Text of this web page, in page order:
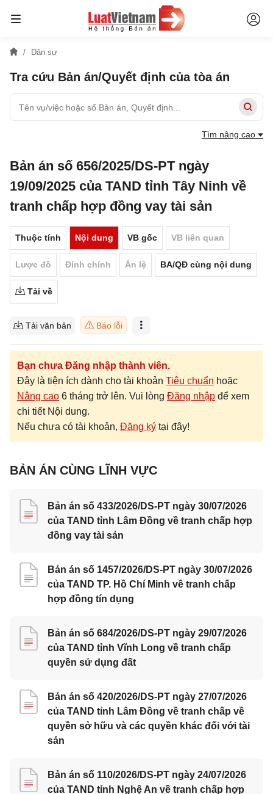
Dân sự
Tra cứu Bản án/Quyết định của tòa án
Tìm nâng cao
Bản án số 656/2025/DS-PT ngày
19/09/2025 của TAND tỉnh Tây Ninh về
tranh chấp hợp đồng vay tài sản
Thuộc tính Nội dung VB gốc VB liên quan
Lược đồ Đính chính Án lệ BA/QĐ cùng nội dung
Tải về
Tải văn bản Báo lỗi
Bạn chưa Đăng nhập thành viên.
Đây là tiện ích dành cho tài khoản Tiêu chuẩn hoặc
Nâng cao 6 tháng trở lên. Vui lòng Đăng nhập để xem
chi tiết Nội dung.
Nếu chưa có tài khoản, Đăng ký tại đây!
BẢN ÁN CÙNG LĨNH VỰC
Bản án số 433/2026/DS-PT ngày 30/07/2026
của TAND tỉnh Lâm Đồng về tranh chấp hợp
đồng vay tài sản
Bản án số 1457/2026/DS-PT ngày 30/07/2026
của TAND TP. Hồ Chí Minh về tranh chấp
hợp đồng tín dụng
Bản án số 684/2026/DS-PT ngày 29/07/2026
của TAND tỉnh Vĩnh Long về tranh chấp
quyền sử dụng đất
Bản án số 420/2026/DS-PT ngày 27/07/2026
của TAND tỉnh Lâm Đồng về tranh chấp về
quyền sở hữu và các quyền khác đối với tài
sản
Bản án số 110/2026/DS-PT ngày 24/07/2026
của TAND tỉnh Nghệ An về tranh chấp hợp